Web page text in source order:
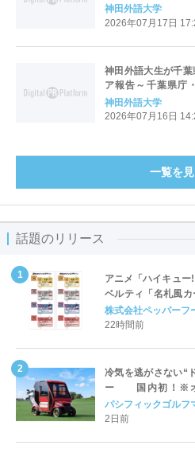
ス系学部～
神田外語大学
2026年07月17日
神田外語大生が千
ア報告～千葉県庁
JICA千葉デスク実践
神田外語大学
2026年07月16日
一覧を
話題のリリース
アニメ「ハイキュー
ベルティ「名札風
対応についてのご案
株式会社ペッパーフ
22時間前
冷気を逃がさない“
ー 国内初！※オ
Cart（エアコンカ
パシフィックゴルフ
2日前